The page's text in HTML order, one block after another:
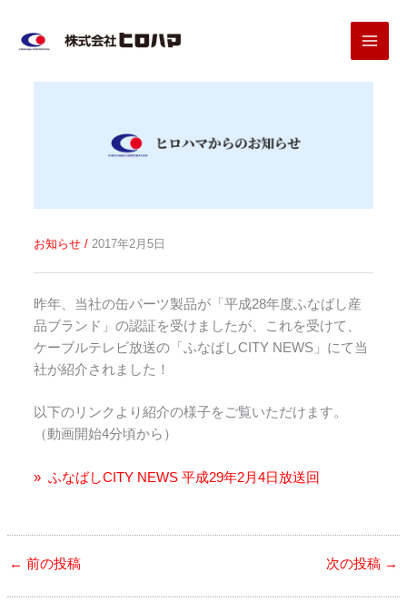
お知らせ /2017年2月5日
昨年、当社の缶パーツ製品が「平成28年度ふなばし産
品ブランド」の認証を受けましたが、これを受けて、
ケーブルテレビ放送の「ふなばしCITY NEWS」にて当
社が紹介されました！
以下のリンクより紹介の様子をご覧いただけます。
（動画開始4分頃から）
ふなばしCITY NEWS 平成29年2月4日放送回
← 前の投稿 次の投稿 →